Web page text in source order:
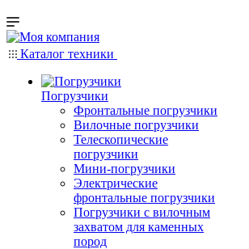
Каталог техники
Погрузчики
Фронтальные погрузчики
Вилочные погрузчики
Телескопические
погрузчики
Мини-погрузчики
Электрические
фронтальные погрузчики
Погрузчики с вилочным
захватом для каменных
пород